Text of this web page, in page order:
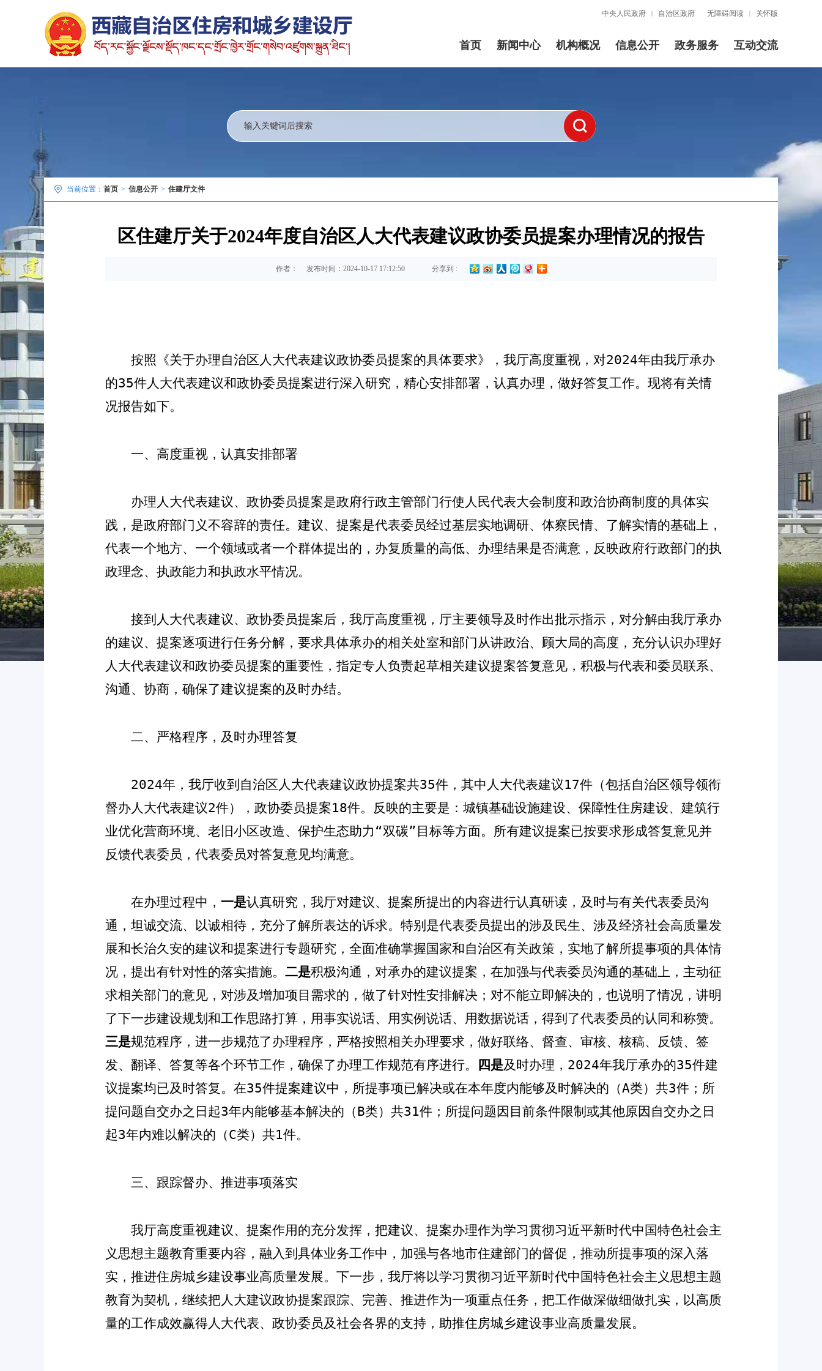
中央人民政府 | 自治区政府 无障碍阅读 | 关怀版
首页 新闻中心 机构概况 信息公开 政务服务 互动交流
当前位置： 首页 > 信息公开 > 住建厅文件
区住建厅关于2024年度自治区人大代表建议政协委员提案办理情况的报告
作者： 发布时间：2024-10-17 17:12:50 分享到 :
按照《关于办理自治区人大代表建议政协委员提案的具体要求》，我厅高度重视，对2024年由我厅承办
的35件人大代表建议和政协委员提案进行深入研究，精心安排部署，认真办理，做好答复工作。现将有关情
况报告如下。
一、高度重视，认真安排部署
办理人大代表建议、政协委员提案是政府行政主管部门行使人民代表大会制度和政治协商制度的具体实
践，是政府部门义不容辞的责任。建议、提案是代表委员经过基层实地调研、体察民情、了解实情的基础上，
代表一个地方、一个领域或者一个群体提出的，办复质量的高低、办理结果是否满意，反映政府行政部门的执
政理念、执政能力和执政水平情况。
接到人大代表建议、政协委员提案后，我厅高度重视，厅主要领导及时作出批示指示，对分解由我厅承办
的建议、提案逐项进行任务分解，要求具体承办的相关处室和部门从讲政治、顾大局的高度，充分认识办理好
人大代表建议和政协委员提案的重要性，指定专人负责起草相关建议提案答复意见，积极与代表和委员联系、
沟通、协商，确保了建议提案的及时办结。
二、严格程序，及时办理答复
2024年，我厅收到自治区人大代表建议政协提案共35件，其中人大代表建议17件（包括自治区领导领衔
督办人大代表建议2件），政协委员提案18件。反映的主要是：城镇基础设施建设、 保障性住房建设、建筑行
业优化营商环境、老旧小区改造、保护生态助力“双碳”目标等方面。所有建议提案已按要求形成答复意见并
反馈代表委员，代表委员对答复意见均满意。
在办理过程中， 一是认真研究 ，我厅对建议、提案所提出的内容进行认真研读，及时与有关代表委员沟
通，坦诚交流、以诚相待，充分了解所表达的诉求。特别是代表委员提出的涉及民生、涉及经济社会高质量发
展和长治久安的建议和提案进行专题研究，全面准确掌握国家和自治区有关政策，实地了解所提事项的具体情
况，提出有针对性的落实措施。 二是积极沟通 ， 对承办的建议提案， 在加强与代表委员沟通的基础上， 主动征
求相关部门的意见，对涉及增加项目需求的，做了针对性安排解决；对不能立即解决的，也说明了情况，讲明
了下一步建设规划和工作思路打算，用事实说话、用实例说话、用数据说话，得到了代表委员的认同和称赞。
三是规范程序 ， 进一步规范了办理程序，严格按照相关办理要求，做好联络、督查、审核、核稿、反馈、签
发、翻译、答复等各个环节工作，确保了办理工作规范有序进行。 四是及时办理， 2024年我厅承办的35件建
议提案均已及时答复。在35件提案建议中，所提事项已解决或在本年度内能够及时解决的（A类）共3件；所
提问题自交办之日起3年内能够基本解决的（B类）共31件；所提问题因目前条件限制或其他原因自交办之日
起3年内难以解决的（C类）共1件。
三、跟踪督办、推进事项落实
我厅高度重视建议、提案作用的充分发挥，把建议、提案办理作为学习贯彻习近平新时代中国特色社会主
义思想主题教育重要内容，融入到具体业务工作中，加强与各地市住建部门的督促，推动所提事项的深入落
实，推进住房城乡建设事业高质量发展。下一步，我厅将以学习贯彻习近平新时代中国特色社会主义思想主题
教育为契机，继续把人大建议政协提案跟踪、完善、推进作为一项重点任务，把工作做深做细做扎实，以高质
量的工作成效赢得人大代表、政协委员及社会各界的支持，助推住房城乡建设事业高质量发展。